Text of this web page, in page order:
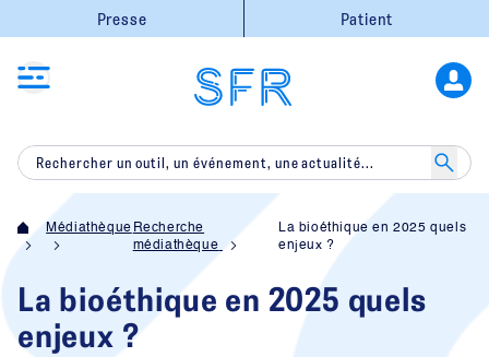
Presse Patient
Médiathèque Recherche
médiathèque
La bioéthique en 2025 quels
enjeux ?
La bioéthique en 2025 quels
enjeux ?